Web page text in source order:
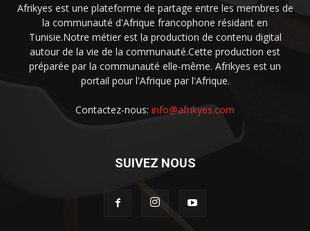
Afrikyes est une plateforme de partage entre les membres de
la communauté d'Afrique francophone résidant en
Tunisie.Notre métier est la production de contenu digital
autour de la vie de la communauté.Cette production est
préparée par la communauté elle-même. Afrikyes est un
portail pour l'Afrique par l'Afrique.
Contactez-nous: info@afrikyes.com
SUIVEZ NOUS